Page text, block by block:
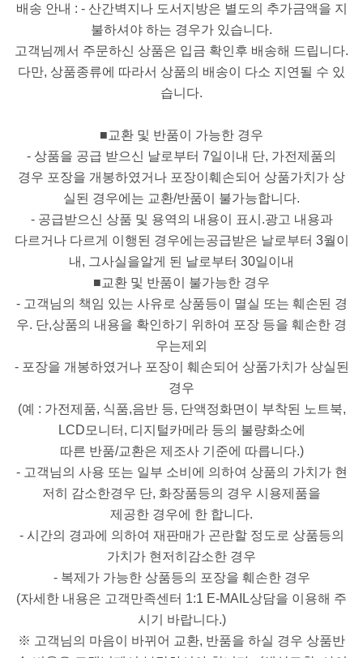
배송 안내 : - 산간벽지나 도서지방은 별도의 추가금액을 지
불하셔야 하는 경우가 있습니다.
고객님께서 주문하신 상품은 입금 확인후 배송해 드립니다.
다만, 상품종류에 따라서 상품의 배송이 다소 지연될 수 있
습니다.
■교환 및 반품이 가능한 경우
- 상품을 공급 받으신 날로부터 7일이내 단, 가전제품의
경우 포장을 개봉하였거나 포장이훼손되어 상품가치가 상
실된 경우에는 교환/반품이 불가능합니다.
- 공급받으신 상품 및 용역의 내용이 표시.광고 내용과
다르거나 다르게 이행된 경우에는공급받은 날로부터 3월이
내, 그사실을알게 된 날로부터 30일이내
■교환 및 반품이 불가능한 경우
- 고객님의 책임 있는 사유로 상품등이 멸실 또는 훼손된 경
우. 단,상품의 내용을 확인하기 위하여 포장 등을 훼손한 경
우는제외
- 포장을 개봉하였거나 포장이 훼손되어 상품가치가 상실된
경우
(예 : 가전제품, 식품,음반 등, 단액정화면이 부착된 노트북,
LCD모니터, 디지털카메라 등의 불량화소에
따른 반품/교환은 제조사 기준에 따릅니다.)
- 고객님의 사용 또는 일부 소비에 의하여 상품의 가치가 현
저히 감소한경우 단, 화장품등의 경우 시용제품을
제공한 경우에 한 합니다.
- 시간의 경과에 의하여 재판매가 곤란할 정도로 상품등의
가치가 현저히감소한 경우
- 복제가 가능한 상품등의 포장을 훼손한 경우
(자세한 내용은 고객만족센터 1:1 E-MAIL상담을 이용해 주
시기 바랍니다.)
※ 고객님의 마음이 바뀌어 교환, 반품을 하실 경우 상품반